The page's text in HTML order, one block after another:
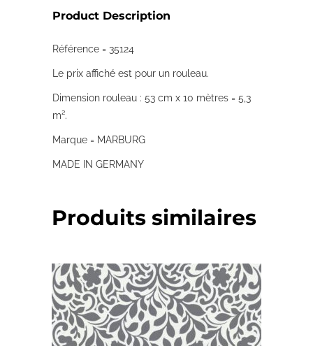
Product Description
Référence = 35124
Le prix affiché est pour un rouleau.
Dimension rouleau : 53 cm x 10 mètres = 5,3
m².
Marque = MARBURG
MADE IN GERMANY
Produits similaires